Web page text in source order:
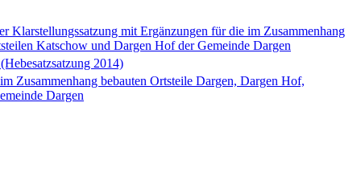
Klarstellungssatzung mit Ergänzungen für die im Zusammenhang
Katschow und Dargen Hof der Gemeinde Dargen
2014)
Zusammenhang bebauten Ortsteile Dargen, Dargen Hof,
Dargen